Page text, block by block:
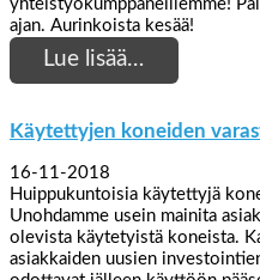
yhteistyökumppaneillemme!
ajan. Aurinkoista kesää!
Lue lisää…
Käytettyjen koneiden
16-11-2018
Huippukuntoisia käytettyjä
Unohdamme usein mainita
olevista käytetyistä koneista.
asiakkaiden uusien